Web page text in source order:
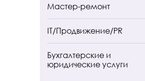
Мастер-ремонт
IT/Продвижение/PR
Бухгалтерские и
юридические услуги